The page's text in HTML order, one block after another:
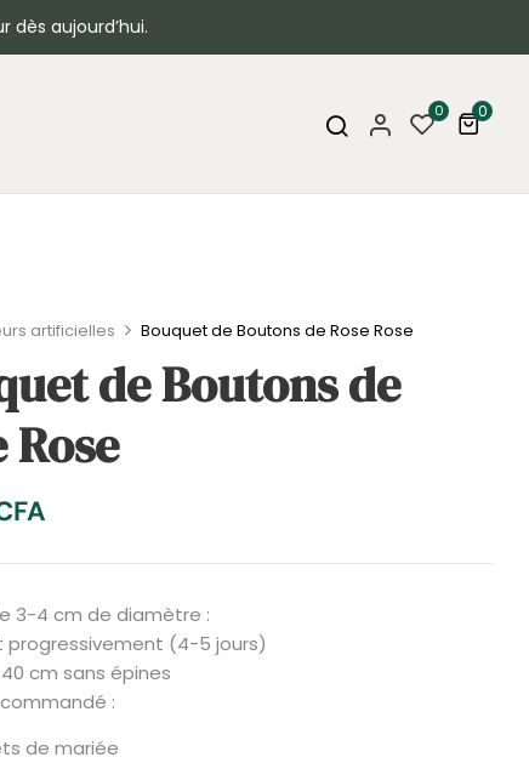
dès aujourd’hui.
0 0
artificielles Bouquet de Boutons de Rose Rose
de Boutons de
Rose
3-4 cm de diamètre :
progressivement (4-5 jours)
cm sans épines
:
de mariée